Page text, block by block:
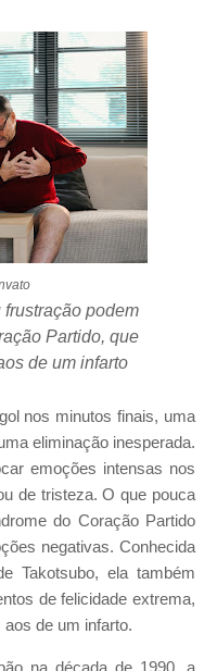
podem
Partido, que
de um infarto
nos minutos finais, uma
eliminação inesperada.
emoções intensas nos
de tristeza. O que pouca
do Coração Partido
negativas. Conhecida
Takotsubo, ela também
de felicidade extrema,
de um infarto.